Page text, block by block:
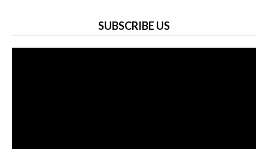
SUBSCRIBE US